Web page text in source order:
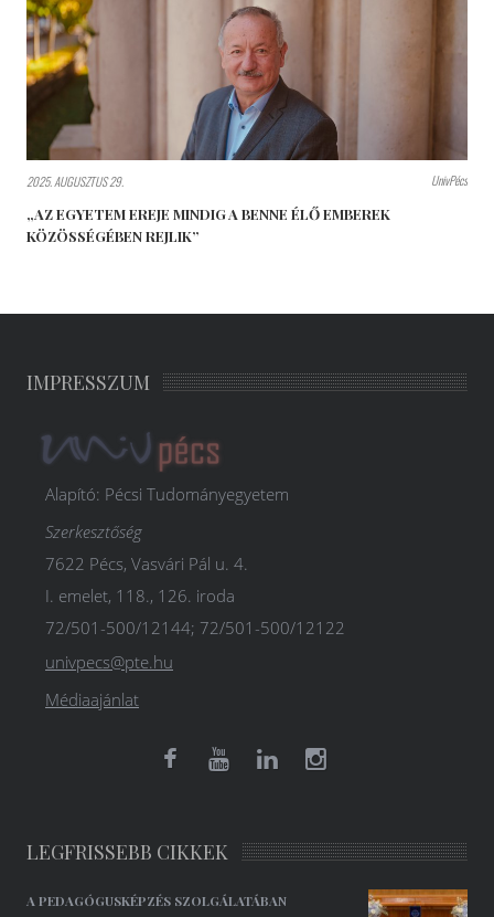
2025. AUGUSZTUS 29. UnivPécs
„AZ EGYETEM EREJE MINDIG A BENNE ÉLŐ EMBEREK
KÖZÖSSÉGÉBEN REJLIK”
IMPRESSZUM
Alapító: Pécsi Tudományegyetem
Szerkesztőség
7622 Pécs, Vasvári Pál u. 4.
I. emelet, 118., 126. iroda
72/501-500/12144; 72/501-500/12122
univpecs@pte.hu
Médiaajánlat
LEGFRISSEBB CIKKEK
A PEDAGÓGUSKÉPZÉS SZOLGÁLATÁBAN